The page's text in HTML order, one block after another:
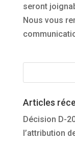
seront
Nous vous
Articles
Décision D-
l’attribution